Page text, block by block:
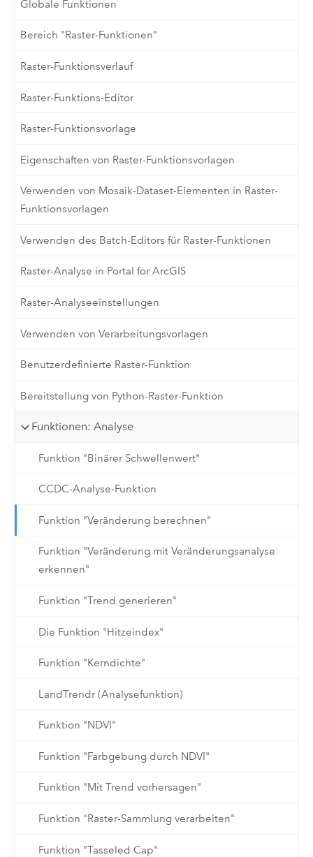
Globale Funktionen
Bereich "Raster-Funktionen"
Raster-Funktionsverlauf
Raster-Funktions-Editor
Raster-Funktionsvorlage
Eigenschaften von Raster-Funktionsvorlagen
Verwenden von Mosaik-Dataset-Elementen in Raster-
Funktionsvorlagen
Verwenden des Batch-Editors für Raster-Funktionen
Raster-Analyse in Portal for ArcGIS
Raster-Analyseeinstellungen
Verwenden von Verarbeitungsvorlagen
Benutzerdefinierte Raster-Funktion
Bereitstellung von Python-Raster-Funktion
Funktionen: Analyse
Funktion "Binärer Schwellenwert"
CCDC-Analyse-Funktion
Funktion "Veränderung berechnen"
Funktion "Veränderung mit Veränderungsanalyse
erkennen"
Funktion "Trend generieren"
Die Funktion "Hitzeindex"
Funktion "Kerndichte"
LandTrendr (Analysefunktion)
Funktion "NDVI"
Funktion "Farbgebung durch NDVI"
Funktion "Mit Trend vorhersagen"
Funktion "Raster-Sammlung verarbeiten"
Funktion "Tasseled Cap"